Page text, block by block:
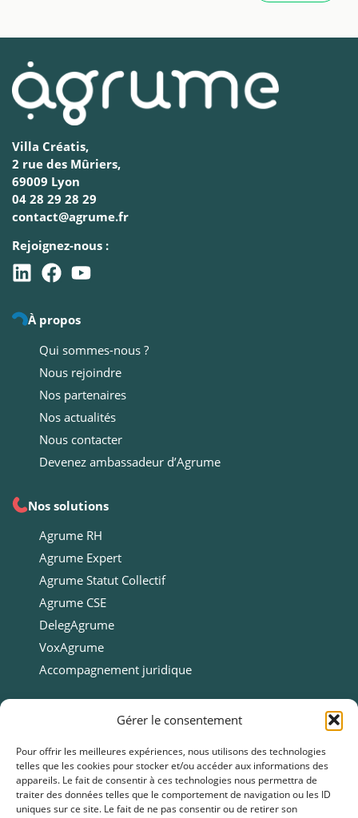
Gérer le consentement
Pour offrir les meilleures expériences, nous utilisons des technologies
telles que les cookies pour stocker et/ou accéder aux informations des
appareils. Le fait de consentir à ces technologies nous permettra de
traiter des données telles que le comportement de navigation ou les ID
uniques sur ce site. Le fait de ne pas consentir ou de retirer son
Villa Créatis,
2 rue des Mûriers,
69009 Lyon
04 28 29 28 29
contact@agrume.fr
Rejoignez-nous :
À propos
Qui sommes-nous ?
Nous rejoindre
Nos partenaires
Nos actualités
Nous contacter
Devenez ambassadeur d’Agrume
Nos solutions
Agrume RH
Agrume Expert
Agrume Statut Collectif
Agrume CSE
DelegAgrume
VoxAgrume
Accompagnement juridique
Ressources
Webinars
Cas clients